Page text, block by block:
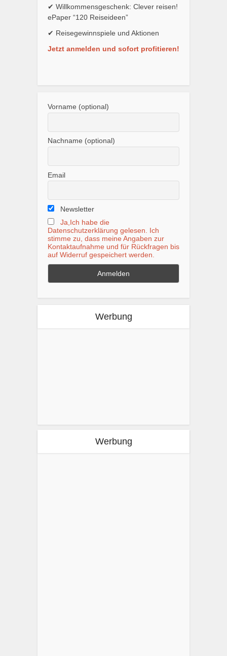
✔ Willkommensgeschenk: Clever reisen!
ePaper “120 Reiseideen”
✔ Reisegewinnspiele und Aktionen
Jetzt anmelden und sofort profitieren!
Vorname (optional)
Nachname (optional)
Email
Newsletter
Ja,Ich habe die
Datenschutzerklärung gelesen. Ich
stimme zu, dass meine Angaben zur
Kontaktaufnahme und für Rückfragen bis
auf Widerruf gespeichert werden.
Werbung
Werbung